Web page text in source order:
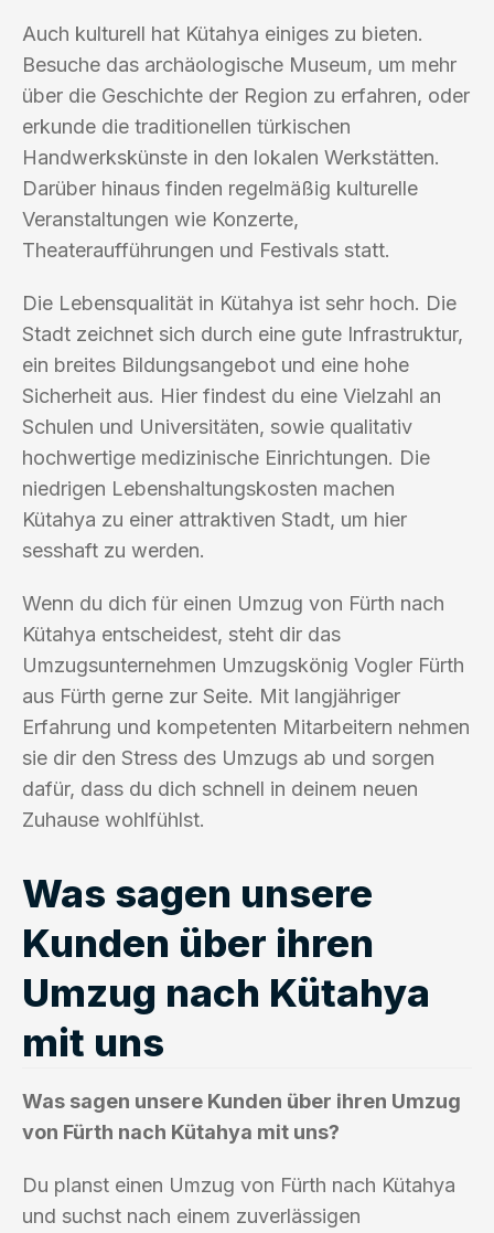
Auch kulturell hat Kütahya einiges zu bieten.
Besuche das archäologische Museum, um mehr
über die Geschichte der Region zu erfahren, oder
erkunde die traditionellen türkischen
Handwerkskünste in den lokalen Werkstätten.
Darüber hinaus finden regelmäßig kulturelle
Veranstaltungen wie Konzerte,
Theateraufführungen und Festivals statt.
Die Lebensqualität in Kütahya ist sehr hoch. Die
Stadt zeichnet sich durch eine gute Infrastruktur,
ein breites Bildungsangebot und eine hohe
Sicherheit aus. Hier findest du eine Vielzahl an
Schulen und Universitäten, sowie qualitativ
hochwertige medizinische Einrichtungen. Die
niedrigen Lebenshaltungskosten machen
Kütahya zu einer attraktiven Stadt, um hier
sesshaft zu werden.
Wenn du dich für einen Umzug von Fürth nach
Kütahya entscheidest, steht dir das
Umzugsunternehmen Umzugskönig Vogler Fürth
aus Fürth gerne zur Seite. Mit langjähriger
Erfahrung und kompetenten Mitarbeitern nehmen
sie dir den Stress des Umzugs ab und sorgen
dafür, dass du dich schnell in deinem neuen
Zuhause wohlfühlst.
Was sagen unsere
Kunden über ihren
Umzug nach Kütahya
mit uns
Was sagen unsere Kunden über ihren Umzug
von Fürth nach Kütahya mit uns?
Du planst einen Umzug von Fürth nach Kütahya
und suchst nach einem zuverlässigen